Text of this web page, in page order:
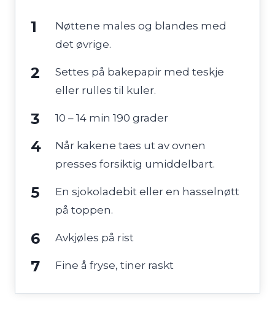
Nøttene males og blandes med
det øvrige.
Settes på bakepapir med teskje
eller rulles til kuler.
10 – 14 min 190 grader
Når kakene taes ut av ovnen
presses forsiktig umiddelbart.
En sjokoladebit eller en hasselnøtt
på toppen.
Avkjøles på rist
Fine å fryse, tiner raskt